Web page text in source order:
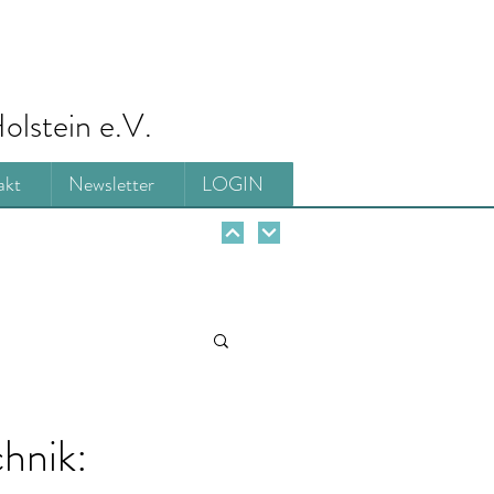
Newsletter LOGIN
e.V.